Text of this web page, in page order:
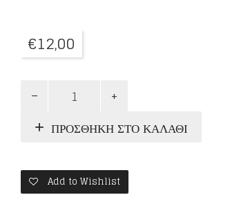
€12,00
ΓΕΡΟΝΤΙΚΟ
ΠΡΟΣΘΉΚΗ ΣΤΟ ΚΑΛΆΘΙ
Add to Wishlist